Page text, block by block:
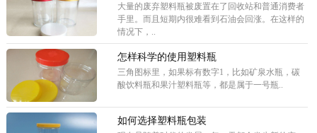
大量的废弃塑料瓶被废置在了回收站和普通消费者
手里。而且短期内很难看到石油会回涨。在这样的
情况下，..
怎样科学的使用塑料瓶
​三角图标里，如果标有数字1，比如矿泉水瓶，碳
酸饮料瓶和果汁塑料瓶等，都是属于一号瓶..
如何选择塑料瓶包装